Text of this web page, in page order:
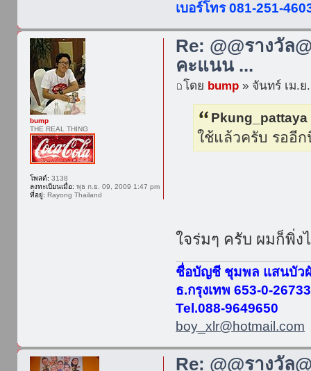
เบอร์โทร 081-251-
Re: @@รางวัล
คะแนน ...
โดย bump » จันทร์ เม.ย
Pkung_pattaya
ใช้แล้วครับ รออี
ใจร่มๆ ครับ ผมก็พิ่
ชื่อบัญชี ชุมพล แสนบัว
ธ.กรุงเทพ 653-0-
Tel.088-9649650
boy_xlr@hotmail.com
bump
THE REAL THING
โพสต์: 3138
ลงทะเบียนเมื่อ: พุธ ก.ย. 09, 2009 1:47 pm
ที่อยู่: Rayong Thailand
Re: @@รางวัล